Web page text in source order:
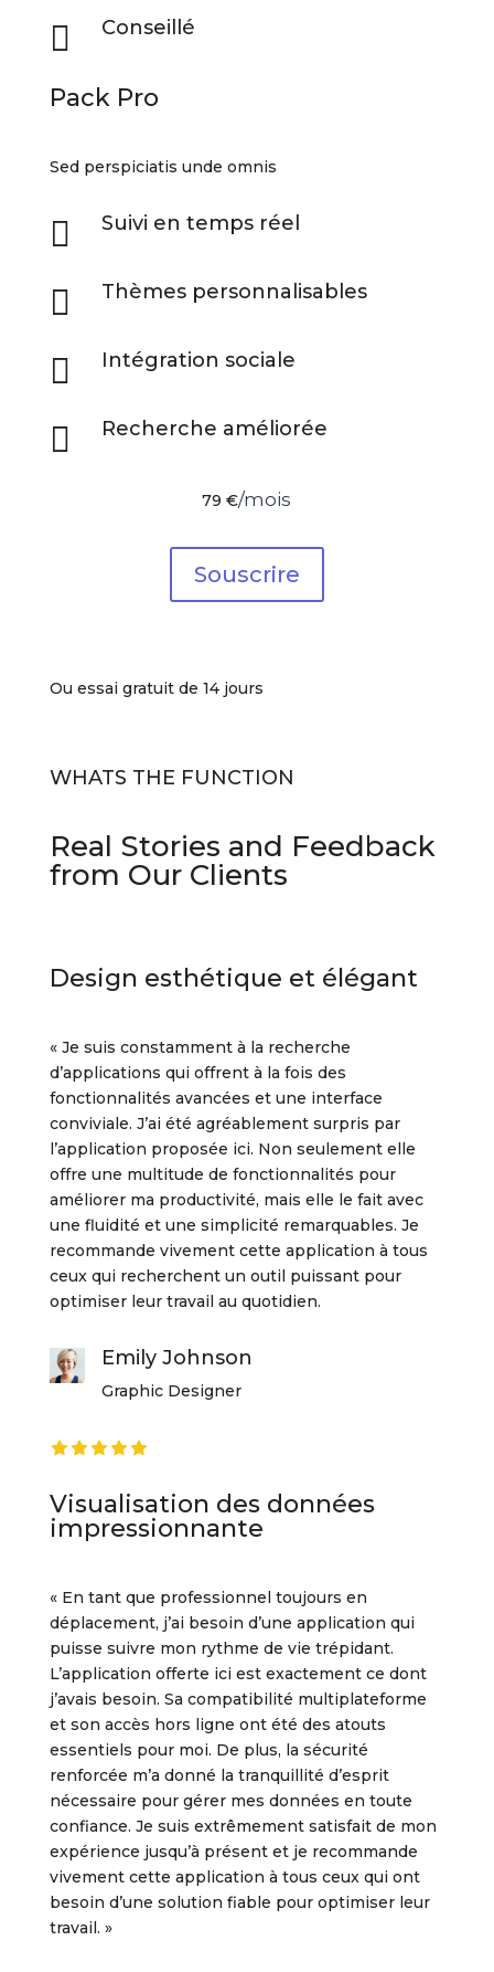
 Conseillé
Pack Pro
Sed perspiciatis unde omnis
 Suivi en temps réel
 Thèmes personnalisables
 Intégration sociale
 Recherche améliorée
79 €/mois
Souscrire
Ou essai gratuit de 14 jours
WHATS THE FUNCTION
Real Stories and Feedback
from Our Clients
Design esthétique et élégant
« Je suis constamment à la recherche
d’applications qui offrent à la fois des
fonctionnalités avancées et une interface
conviviale. J’ai été agréablement surpris par
l’application proposée ici. Non seulement elle
offre une multitude de fonctionnalités pour
améliorer ma productivité, mais elle le fait avec
une fluidité et une simplicité remarquables. Je
recommande vivement cette application à tous
ceux qui recherchent un outil puissant pour
optimiser leur travail au quotidien.
Emily Johnson
Graphic Designer
Visualisation des données
impressionnante
« En tant que professionnel toujours en
déplacement, j’ai besoin d’une application qui
puisse suivre mon rythme de vie trépidant.
L’application offerte ici est exactement ce dont
j’avais besoin. Sa compatibilité multiplateforme
et son accès hors ligne ont été des atouts
essentiels pour moi. De plus, la sécurité
renforcée m’a donné la tranquillité d’esprit
nécessaire pour gérer mes données en toute
confiance. Je suis extrêmement satisfait de mon
expérience jusqu’à présent et je recommande
vivement cette application à tous ceux qui ont
besoin d’une solution fiable pour optimiser leur
travail. »